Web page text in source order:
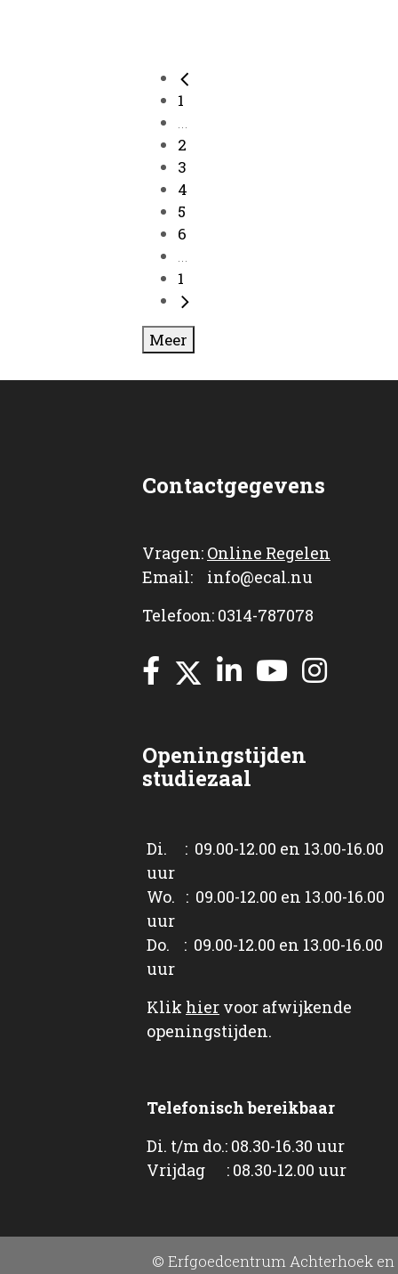
1
...
2
3
4
5
6
...
1
Meer
Contactgegevens
Vragen: Online Regelen
Email: info@ecal.nu
Telefoon: 0314-787078
Openingstijden
studiezaal
Di. : 09.00-12.00 en 13.00-16.00
uur
Wo. : 09.00-12.00 en 13.00-16.00
uur
Do. : 09.00-12.00 en 13.00-16.00
uur
Klik hier voor afwijkende
openingstijden.
Telefonisch bereikbaar
Di. t/m do.: 08.30-16.30 uur
Vrijdag : 08.30-12.00 uur
© Erfgoedcentrum Achterhoek en